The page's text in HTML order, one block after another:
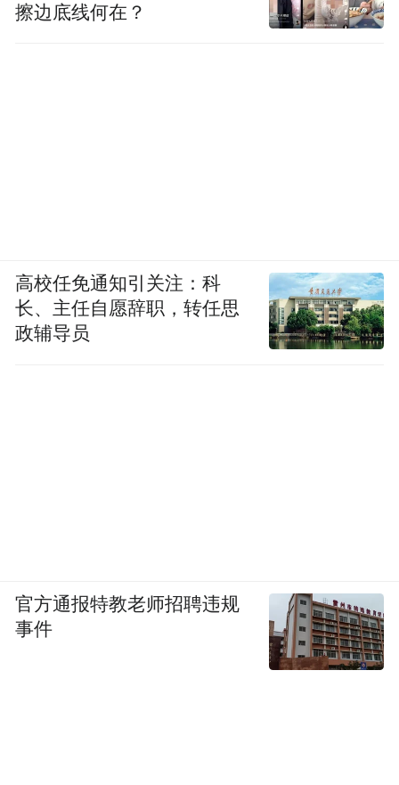
擦边底线何在？
高校任免通知引关注：科
长、主任自愿辞职，转任思
政辅导员
官方通报特教老师招聘违规
事件